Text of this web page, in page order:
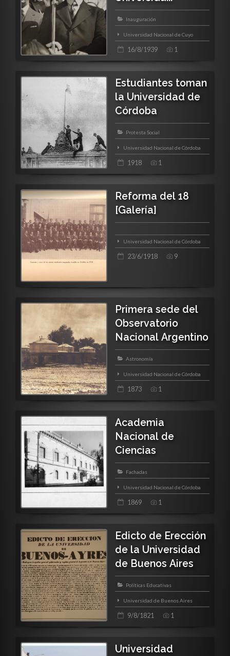
Inauguración
Universidad Nacional de Cuyo
16/8/1939 1
Estudiantes toman
la Universidad de
Córdoba
Protesta Social
Universidad Nacional de Córdoba
1918 1
Reforma del 18
[Galería]
Universidad Nacional de Córdoba
23/6/1918 9
Primera sede del
Observatorio
Nacional Argentino
Astronomía
Universidad Nacional de Córdoba
1873 1
Academia
Nacional de
Ciencias
Fachadas
Universidad Nacional de Córdoba
1869 1
Edicto de Erección
de la Universidad
de Buenos Aires
Políticas Educativas
Universidad de Buenos Aires
9/8/1821 1
Universidad